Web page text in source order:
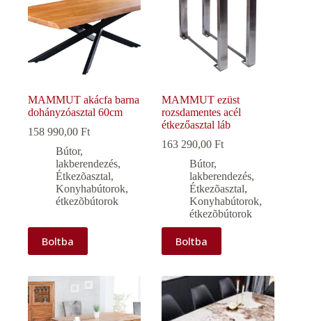
MAMMUT akácfa barna
dohányzóasztal 60cm
158 990,00 Ft
Bútor,
lakberendezés,
Étkezõasztal,
Konyhabútorok,
étkezõbútorok
Boltba
MAMMUT ezüst
rozsdamentes acél
étkezőasztal láb
163 290,00Ft
Bútor,
lakberendezés,
Étkezõasztal,
Konyhabútorok,
étkezõbútorok
Boltba